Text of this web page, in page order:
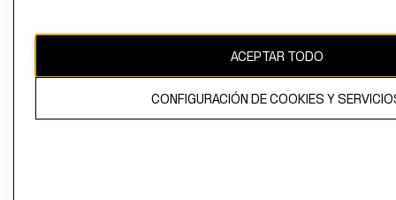
propiedad de H&M Hennes & Mauritz AB
ACEPTAR TODO
CONFIGURACIÓN DE COOKIES Y